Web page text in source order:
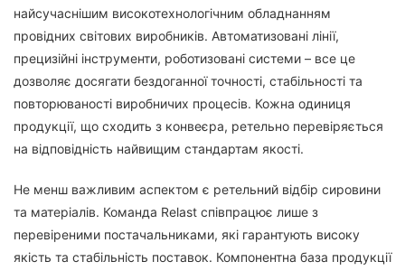
найсучаснішим високотехнологічним обладнанням
провідних світових виробників. Автоматизовані лінії,
прецизійні інструменти, роботизовані системи – все це
дозволяє досягати бездоганної точності, стабільності та
повторюваності виробничих процесів. Кожна одиниця
продукції, що сходить з конвеєра, ретельно перевіряється
на відповідність найвищим стандартам якості.
Не менш важливим аспектом є ретельний відбір сировини
та матеріалів. Команда Relast співпрацює лише з
перевіреними постачальниками, які гарантують високу
якість та стабільність поставок. Компонентна база продукції